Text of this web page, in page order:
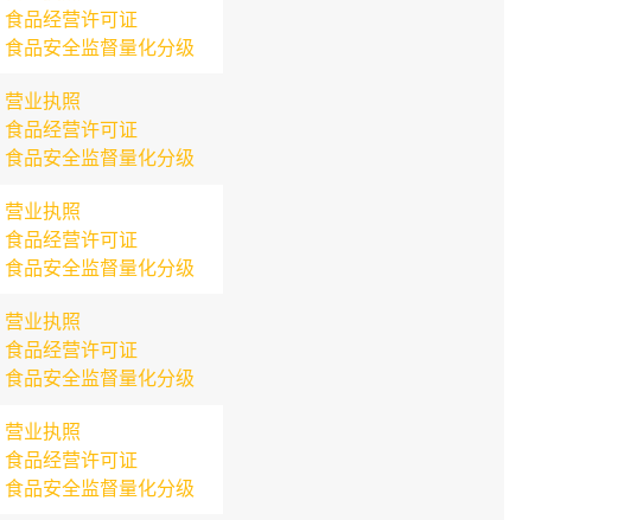
食品经营许可证
食品安全监督量化分级
营业执照
食品经营许可证
食品安全监督量化分级
营业执照
食品经营许可证
食品安全监督量化分级
营业执照
食品经营许可证
食品安全监督量化分级
营业执照
食品经营许可证
食品安全监督量化分级